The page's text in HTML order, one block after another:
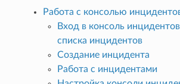
Работа с консолью
Вход в консоль
списка инцидентов
Создание инцидента
Работа с инцидентами